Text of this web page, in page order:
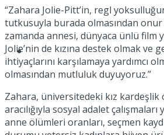
Tatil
“Zahara Jolie-Pitt’in, regl
tutkusuyla burada olmasından onur
zamanda annesi, dünyaca ünlü film
Jolie’nin de kızına destek olmak ve
ihtiyaçlarını karşılamaya yardımcı
olmasından mutluluk duyuyoruz.”
Zahara, üniversitedeki kız
aracılığıyla sosyal adalet
anne ölümleri oranları, seçmen